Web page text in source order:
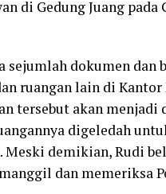
di Gedung Juang pada
dokumen
ruangan lain di Kantor
tersebut akan menjadi
digeledah
Meski demikian, Rudi
dan memeriksa